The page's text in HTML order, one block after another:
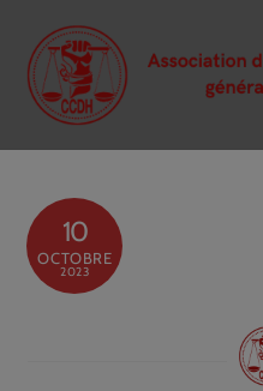
content
10
OCTOBRE
2023